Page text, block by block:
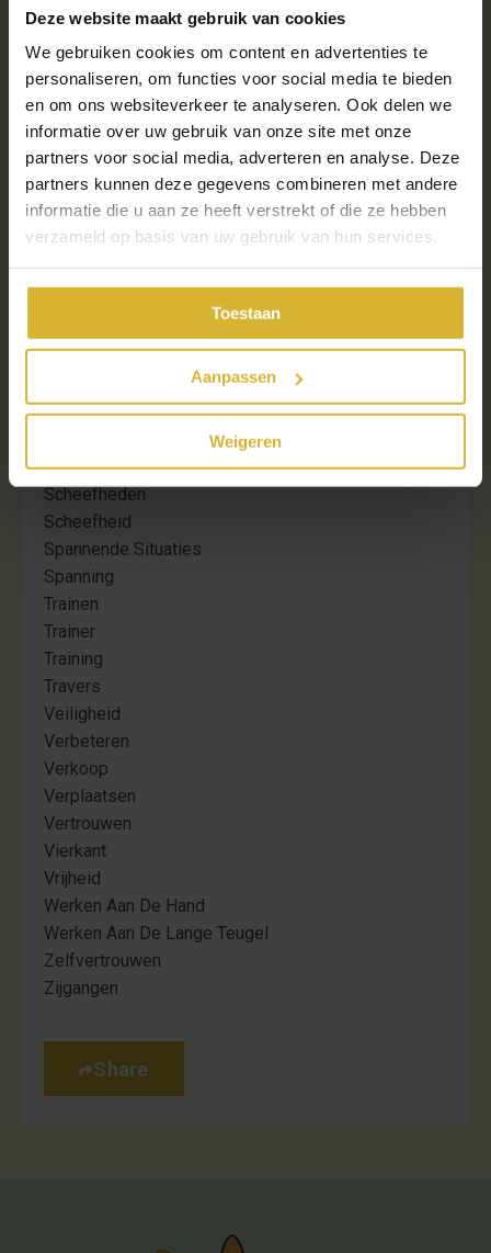
Deze website maakt gebruik van cookies
We gebruiken cookies om content en advertenties te
personaliseren, om functies voor social media te bieden
en om ons websiteverkeer te analyseren. Ook delen we
informatie over uw gebruik van onze site met onze
partners voor social media, adverteren en analyse. Deze
partners kunnen deze gegevens combineren met andere
informatie die u aan ze heeft verstrekt of die ze hebben
verzameld op basis van uw gebruik van hun services.
Toestaan
Aanpassen
Weigeren
Natural Horsemanship
Nieuw Paard
Onbalans
Opleiding
Paard
Paard Kopen
Paard Met Spanning
Paarden
Paardeneigenaar
Paardenliefhebber
Puber
Revalidatie
Ruiter
Scheefheden
Scheefheid
Spannende Situaties
Spanning
Trainen
Trainer
Training
Travers
Veiligheid
Verbeteren
Verkoop
Verplaatsen
Vertrouwen
Vierkant
Vrijheid
Werken Aan De Hand
Werken Aan De Lange Teugel
Zelfvertrouwen
Zijgangen
Share